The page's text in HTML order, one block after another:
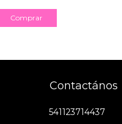
Comprar
Contactános
541123714437